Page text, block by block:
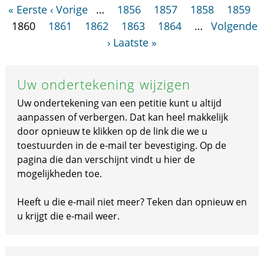
« Eerste ‹ Vorige … 1856 1857 1858
1859
1860
1861 1862 1863 1864 …
Volgende
› Laatste »
Uw ondertekening wijzigen
Uw ondertekening van een petitie kunt u altijd
aanpassen of verbergen. Dat kan heel makkelijk
door opnieuw te klikken op de link die we u
toestuurden in de e-mail ter bevestiging. Op de
pagina die dan verschijnt vindt u hier de
mogelijkheden toe.
Heeft u die e-mail niet meer? Teken dan opnieuw en
u krijgt die e-mail weer.